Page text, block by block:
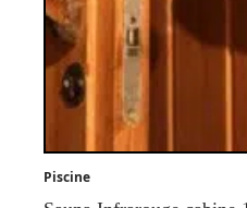
Piscine